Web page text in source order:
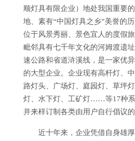
顺灯具有限企业）地处我国重要
地、素有“中国灯具之乡”美誉的
位于风景秀丽、景色宜人的度假
毗邻具有七千年文化的河姆渡遗
速公路和省道浒溪线，是一家优
的大型企业。企业现有高杆灯、
路灯头、广场灯、庭园灯、草坪
灯、水下灯、工矿灯……等17种系
并来样订制各类由用户自行倡议的
近十年来，企业凭借自身雄